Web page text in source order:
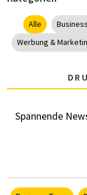
Alle
Werbung &
Spannende